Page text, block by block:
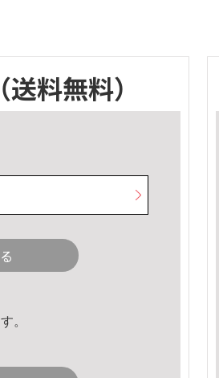
（送料無料）
。